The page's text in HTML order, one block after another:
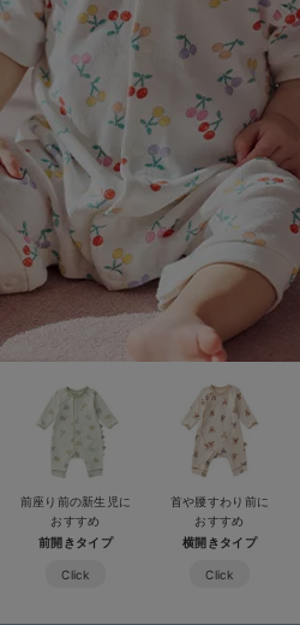
前座り前の新生児に
おすすめ
前開きタイプ
Click
首や腰すわり前に
おすすめ
横開きタイプ
Click